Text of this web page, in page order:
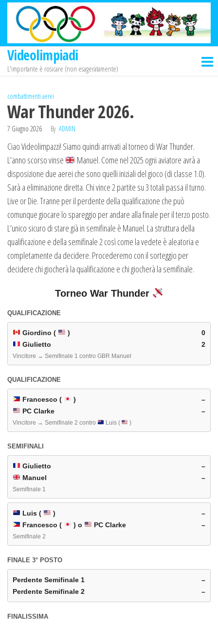
Salta
al
contenuto
Videolimpiadi
L'importante è rosicare (non esageratamente)
combattimenti aerei
War Thunder 2026.
7 Giugno 2026 By ADMIN
Ciao Videolimpazzi! Siamo quindi arrivati al torneo di War Thunder.
L’anno scorso vinse
Manuel. Come nel 2025 ogni aviatore avrà a
disposizione due aerei che sono quelli iniziali del gioco (di classe 1.0).
Sarà a eliminazione diretta. Chi vince 2 partite su 3 totali passa il turno.
Live or Die. Tranne per il perdente della qualificazione che può
comunque giocare lo spareggio per andare alla finale per il terzo posto.
L’unico sicuro di stare già in semifinale è Manuel. La struttura della
qualificazione e della semifinale 2 così come la vedete è aleatoria e
completamente da decidere. Procederemo con il sorteggio per
decidere chi giocherà la qualificazione e chi giocherà la semifinale.
Torneo War Thunder
QUALIFICAZIONE
Giordino ( )
0
Giulietto
2
Vincitore → Semifinale 1 contro GBR Manuel
QUALIFICAZIONE
Francesco ( )
–
PC Clarke
–
Vincitore → Semifinale 2 contro Luis ( )
SEMIFINALI
Giulietto
–
Manuel
–
Semifinale 1
Luis ( )
–
Francesco (
) o PC Clarke –
Semifinale 2
FINALE 3° POSTO
Perdente Semifinale 1
–
Perdente Semifinale 2
–
FINALISSIMA